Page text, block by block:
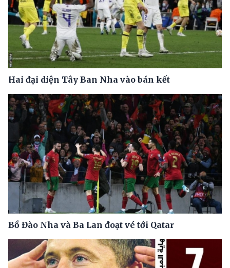
Hai đại diện Tây Ban Nha vào bán kết
Bồ Đào Nha và Ba Lan đoạt vé tới Qatar